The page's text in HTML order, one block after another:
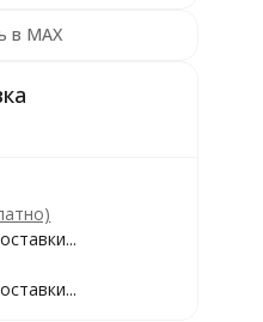
в MAX